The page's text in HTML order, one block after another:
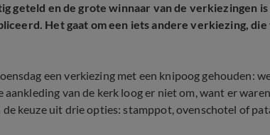
geteld en de grote winnaar van de verkiezingen
Het gaat om een iets andere verkiezing,
een verkiezing met een knipoog gehouden:
van de kerk loog er niet om, want er
de keuze uit drie opties: stamppot, ovenschotel of